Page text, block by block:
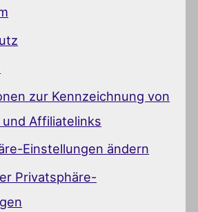
zur Kennzeichnung von
Affiliatelinks
Einstellungen ändern
Privatsphäre-